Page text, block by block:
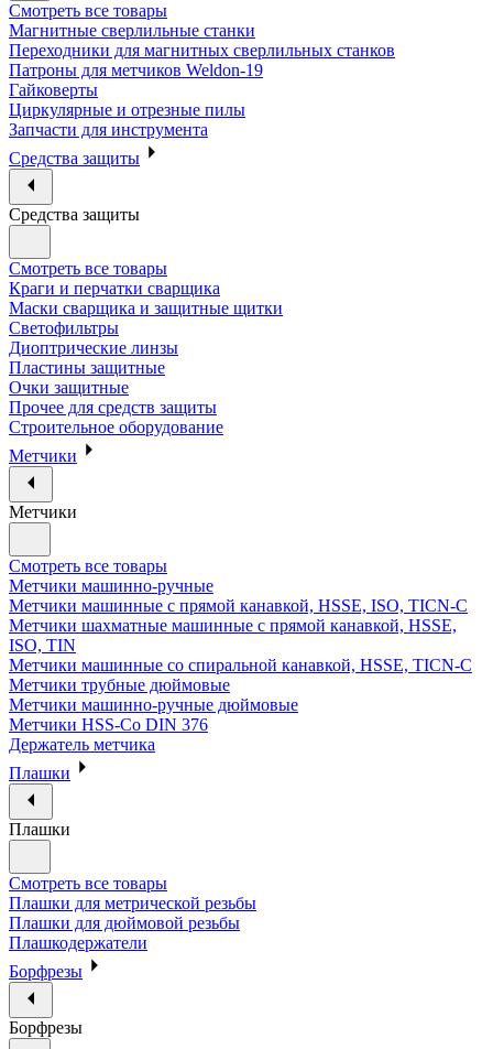
Смотреть все товары
Магнитные сверлильные станки
Переходники для магнитных сверлильных станков
Патроны для метчиков Weldon-19
Гайковерты
Циркулярные и отрезные пилы
Запчасти для инструмента
Средства защиты
Средства защиты
Смотреть все товары
Краги и перчатки сварщика
Маски сварщика и защитные щитки
Светофильтры
Диоптрические линзы
Пластины защитные
Очки защитные
Прочее для средств защиты
Строительное оборудование
Метчики
Метчики
Смотреть все товары
Метчики машинно-ручные
Метчики машинные с прямой канавкой, HSSE, ISO, TICN-C
Метчики шахматные машинные с прямой канавкой, HSSE,
ISO, TIN
Метчики машинные со спиральной канавкой, HSSE, TICN-C
Метчики трубные дюймовые
Метчики машинно-ручные дюймовые
Метчики HSS-Co DIN 376
Держатель метчика
Плашки
Плашки
Смотреть все товары
Плашки для метрической резьбы
Плашки для дюймовой резьбы
Плашкодержатели
Борфрезы
Борфрезы